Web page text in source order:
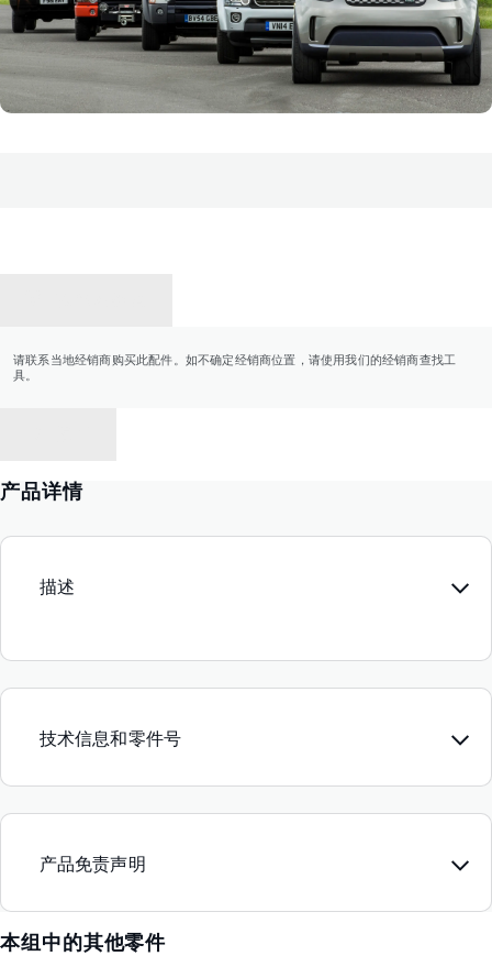
请联系当地经销商购买此配件。如不确定经销商位置，请使用我们的经销商查找工
具。
产品详情
描述
技术信息和零件号
产品免责声明
本组中的其他零件